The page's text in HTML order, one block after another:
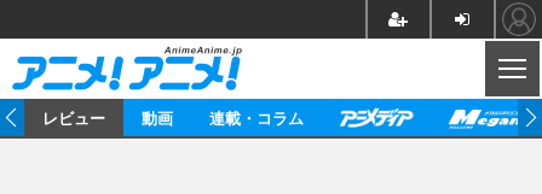
レビュー 動画 連載・コラム